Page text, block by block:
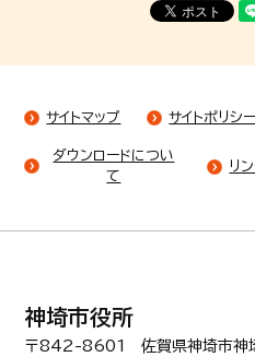
サイトマップ サイトポリシー
ダウンロードについ
て
リ
神埼市役所
〒842-8601 佐賀県神埼市神